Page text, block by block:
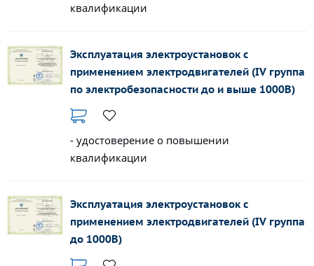
квалификации
Эксплуатация электроустановок с
применением электродвигателей (IV группа
по электробезопасности до и выше 1000В)
- удостоверение о повышении
квалификации
Эксплуатация электроустановок с
применением электродвигателей (IV группа
до 1000В)